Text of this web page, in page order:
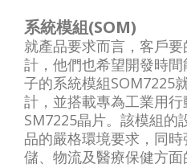
系統模組(SOM)
就產品要求而言，客戶
計，他們也希望開發時
子的系統模組SOM7225
計，並搭載專為工業用
SM7225晶片。該模組的
品的嚴格環境要求，同
儲、物流及醫療保健方面